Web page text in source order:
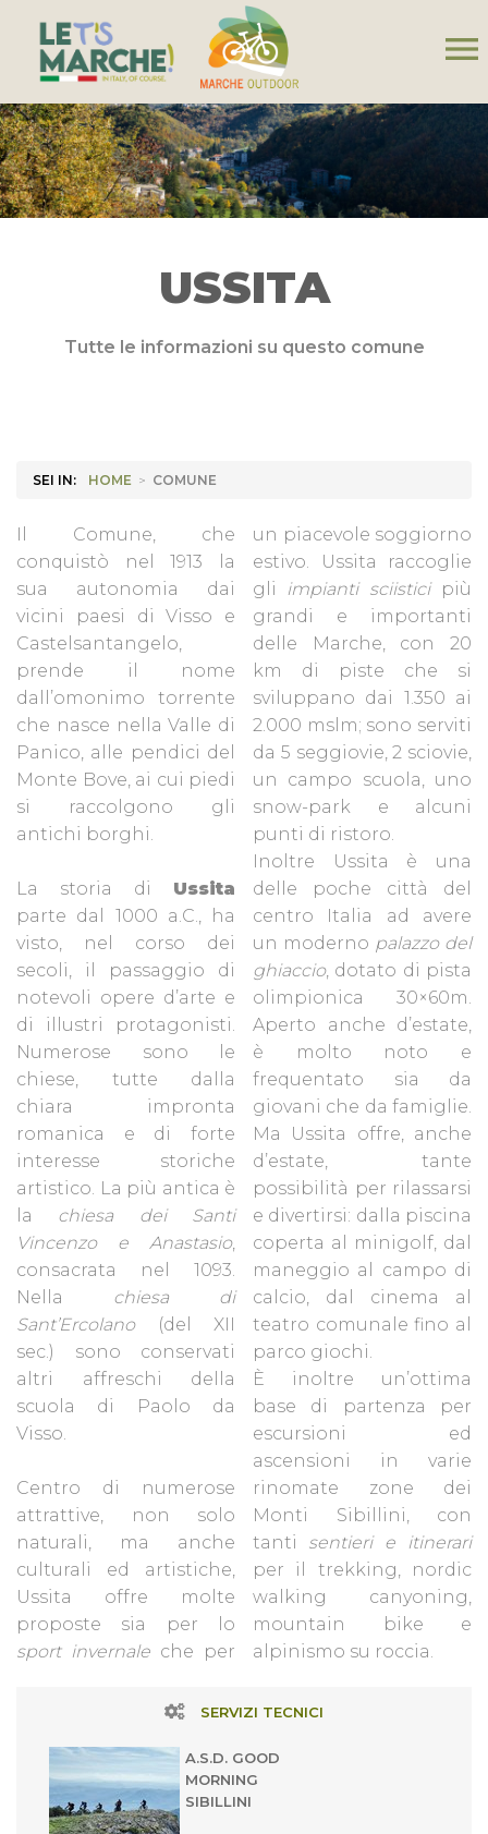
menu
USSITA
Tutte le informazioni su questo comune
SEI IN: HOME > COMUNE
Il Comune, che
conquistò nel 1913 la
sua autonomia dai
vicini paesi di Visso e
Castelsantangelo,
prende il nome
dall’omonimo torrente
che nasce nella Valle di
Panico, alle pendici del
Monte Bove, ai cui piedi
si raccolgono gli
antichi borghi.
La storia di Ussita
parte dal 1000 a.C., ha
visto, nel corso dei
secoli, il passaggio di
notevoli opere d’arte e
di illustri protagonisti.
Numerose sono le
chiese, tutte dalla
chiara impronta
romanica e di forte
interesse storiche
artistico. La più antica è
la chiesa dei Santi
Vincenzo e Anastasio,
consacrata nel 1093.
Nella chiesa di
Sant’Ercolano(del XII
sec.) sono conservati
altri affreschi della
scuola di Paolo da
Visso.
Centro di numerose
attrattive, non solo
naturali, ma anche
culturali ed artistiche,
Ussita offre molte
proposte sia per lo
sport invernale che per
un piacevole soggiorno
estivo. Ussita raccoglie
gli
impianti sciisticipiù
grandi e importanti
delle Marche, con 20
km di piste che si
sviluppano dai 1.350 ai
2.000 mslm; sono serviti
da 5 seggiovie, 2 sciovie,
un campo scuola, uno
snow-park e alcuni
punti di ristoro.
Inoltre Ussita è una
delle poche città del
centro Italia ad avere
un moderno palazzo del
ghiaccio, dotato di pista
olimpionica 30×60m.
Aperto anche d’estate,
è molto noto e
frequentato sia da
giovani che da famiglie.
Ma Ussita offre, anche
d’estate, tante
possibilità per rilassarsi
e divertirsi: dalla piscina
coperta al minigolf, dal
maneggio al campo di
calcio, dal cinema al
teatro comunale fino al
parco giochi.
È inoltre un’ottima
base di partenza per
escursioni ed
ascensioni in varie
rinomate zone dei
Monti Sibillini, con
tanti sentieri e itinerari
per il trekking, nordic
walking canyoning,
mountain bike e
alpinismo su roccia.
SERVIZI TECNICI
A.S.D. GOOD
MORNING
SIBILLINI